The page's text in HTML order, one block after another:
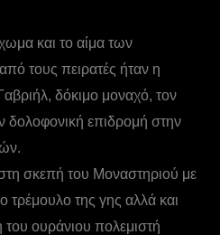
και το αίμα των
τους πειρατές ήταν η
δόκιμο μοναχό, τον
επιδρομή στην
σκεπή του Μοναστηριού με
τρέμουλο της γης αλλά και
ουράνιου πολεμιστή